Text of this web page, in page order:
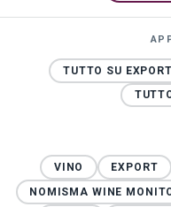
TUTTO SU EXPORT
VINO EXPORT
NOMISMA WINE